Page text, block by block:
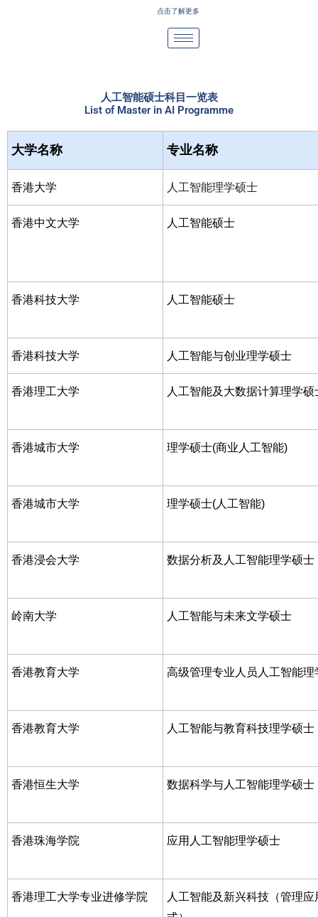
点击了解更多
人工智能硕士科目一览表
List of Master in AI Programme
大学名称 专业名称
香港大学 人工智能理学硕士
香港中文大学 人工智能硕士
香港科技大学 人工智能硕士
香港科技大学 人工智能与创业理学硕士
香港理工大学 人工智能及大数据计算理学硕
香港城市大学 理学硕士(商业人工智能)
香港城市大学 理学硕士(人工智能)
香港浸会大学 数据分析及人工智能理学硕士
岭南大学 人工智能与未来文学硕士
香港教育大学 高级管理专业人员人工智能理
香港教育大学 人工智能与教育科技理学硕士
香港恒生大学 数据科学与人工智能理学硕士
香港珠海学院 应用人工智能理学硕士
香港理工大学专业进修学院
人工智能及新兴科技（管理